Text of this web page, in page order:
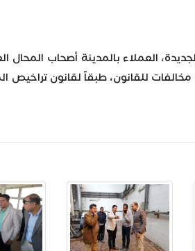
العملاء بالمدينة أصحاب المحال
للقانون، طبقاً لقانون تراخيص